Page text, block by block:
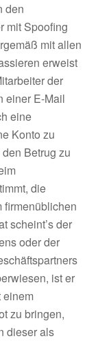
den
mit Spoofing
mit allen
erweist
der
einer E-Mail
eine
Konto zu
Betrug zu
die
firmenüblichen
scheint’s der
oder der
ist er
einem
zu bringen,
dieser als